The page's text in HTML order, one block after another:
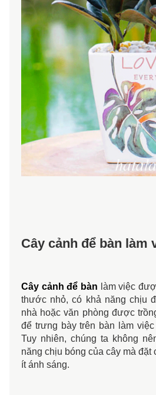
Cây cảnh để bàn làm
Cây cảnh để bàn làm việc
thước nhỏ, có khả năng chịu
nhà hoặc văn phòng được
để trưng bày trên bàn làm
Tuy nhiên, chúng ta không
năng chịu bóng của cây mà đặt
ít ánh sáng.